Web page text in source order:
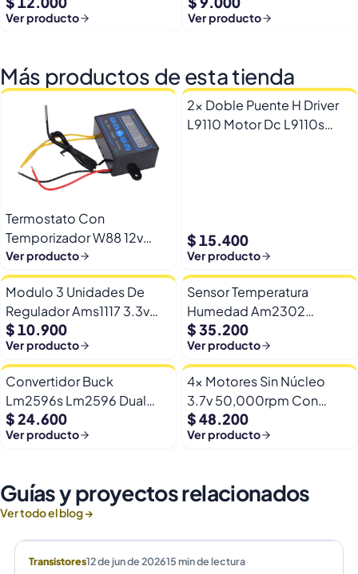
Ver producto Ver producto
Más productos de esta tienda
Termostato Con
Temporizador W88 12v
Automatico Frio Calor
Ver producto
2x Doble Puente H Driver
L9110 Motor Dc L9110s
$ 15.400
Ver producto
Modulo 3 Unidades De
Regulador Ams1117 3.3v
Yp-8 Con Pines
$ 10.900
Ver producto
Sensor Temperatura
Humedad Am2302
Dht22/am2302 Digital
Esp32
$ 35.200
Ver producto
Convertidor Buck
Lm2596s Lm2596 Dual
Usb 9-36v A 5v Dc Jack
$ 24.600
Ver producto
4x Motores Sin Núcleo
3.7v 50,000rpm Con
Helices Micro Fpv
$ 48.200
Ver producto
Guías y proyectos relacionados
Ver todo el blog →
Transistores12 de jun de 202615min de lectura